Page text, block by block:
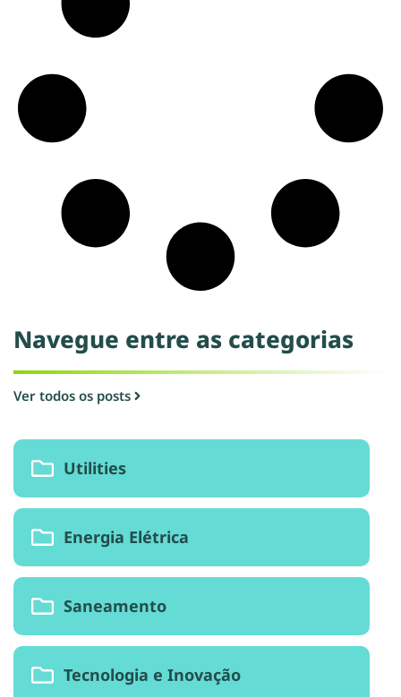
Navegue entre as categorias​
Ver todos os posts
Utilities
Energia Elétrica
Saneamento
Tecnologia e Inovação